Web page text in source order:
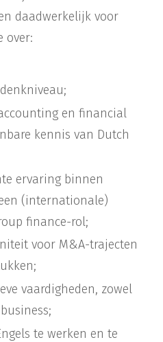
daadwerkelijk voor
over:
en financial
kennis van Dutch
ervaring binnen
(internationale)
finance-rol;
voor M&A-trajecten
vaardigheden, zowel
te werken en te